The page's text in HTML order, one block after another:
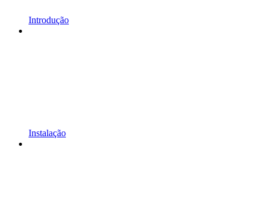
Introdução
Instalação